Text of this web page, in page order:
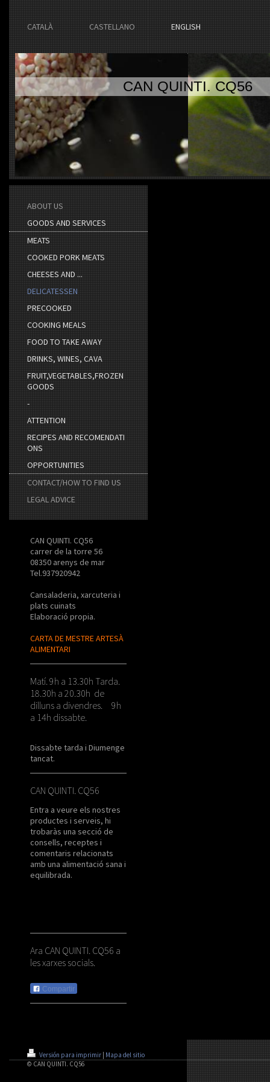
CATALÀ CASTELLANO ENGLISH
CAN QUINTI. CQ56
ABOUT US
GOODS AND SERVICES
MEATS
COOKED PORK MEATS
CHEESES AND ...
DELICATESSEN
PRECOOKED
COOKING MEALS
FOOD TO TAKE AWAY
DRINKS, WINES, CAVA
FRUIT,VEGETABLES,FROZEN
GOODS
-
ATTENTION
RECIPES AND RECOMENDATI
ONS
OPPORTUNITIES
CONTACT/HOW TO FIND US
LEGAL ADVICE
CAN QUINTI. CQ56
carrer de la torre 56
08350 arenys de mar
Tel.937920942
Cansaladeria, xarcuteria i
plats cuinats
Elaboració propia.
CARTA DE MESTRE ARTESÀ
ALIMENTARI
Matí. 9h a 13.30h Tarda.
18.30h a 20.30h de
dilluns a divendres. 9h
a 14h dissabte.
Dissabte tarda i Diumenge
tancat.
CAN QUINTI. CQ56
Entra a veure els nostres
productes i serveis, hi
trobaràs una secció de
consells, receptes i
comentaris relacionats
amb una alimentació sana i
equilibrada.
Ara CAN QUINTI. CQ56 a
les xarxes socials.
Compartir
Versión para imprimir Mapa del sitio
© CAN QUINTI. CQ56